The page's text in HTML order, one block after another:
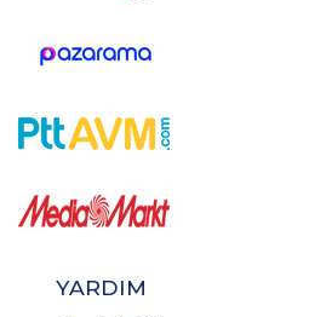
YARDIM